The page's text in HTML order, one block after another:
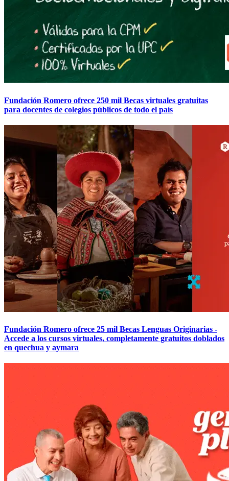
Fundación Romero ofrece 250 mil Becas virtuales gratuitas
para docentes de colegios públicos de todo el país
Fundación Romero ofrece 25 mil Becas Lenguas Originarias -
Accede a los cursos virtuales, completamente gratuitos doblados
en quechua y aymara